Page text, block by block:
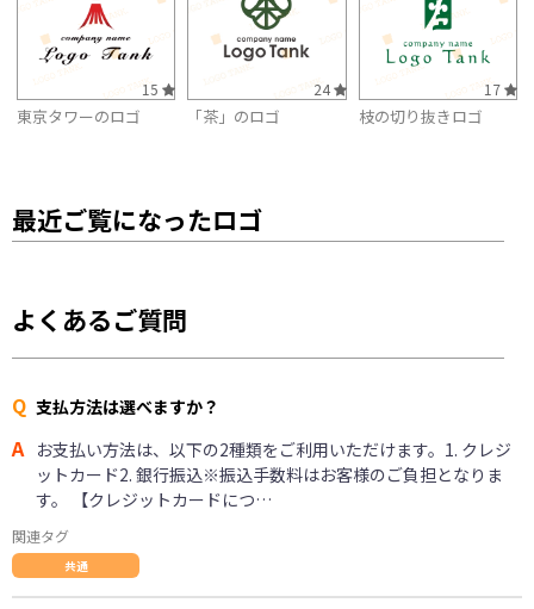
15
東京タワーのロゴ
24
「茶」のロゴ
17
枝の切り抜きロゴ
最近ご覧になったロゴ
よくあるご質問
Q 支払方法は選べますか？
A お支払い方法は、以下の2種類をご利用いただけます。1. クレジ
ットカード2. 銀行振込※振込手数料はお客様のご負担となりま
す。 【クレジットカードにつ…
関連タグ
共通